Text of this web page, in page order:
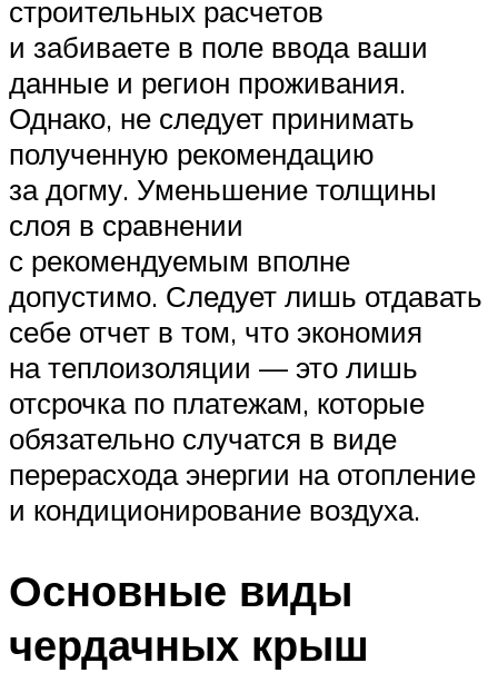
строительных расчетов
и забиваете в поле ввода ваши
данные и регион проживания.
Однако, не следует принимать
полученную рекомендацию
за догму. Уменьшение толщины
слоя в сравнении
с рекомендуемым вполне
допустимо. Следует лишь отдавать
себе отчет в том, что экономия
на теплоизоляции — это лишь
отсрочка по платежам, которые
обязательно случатся в виде
перерасхода энергии на отопление
и кондиционирование воздуха.
Основные виды
чердачных крыш